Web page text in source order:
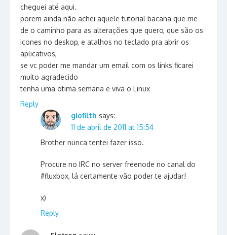
cheguei até aqui.
porem ainda não achei aquele tutorial bacana que me
de o caminho para as alterações que quero, que são os
icones no deskop, e atalhos no teclado pra abrir os
aplicativos,
se vc poder me mandar um email com os links ficarei
muito agradecido
tenha uma otima semana e viva o Linux
Reply
giofilth says:
11 de abril de 2011 at 15:54
Brother nunca tentei fazer isso.
Procure no IRC no server freenode no canal do
#fluxbox, lá certamente vão poder te ajudar!
x)
Reply